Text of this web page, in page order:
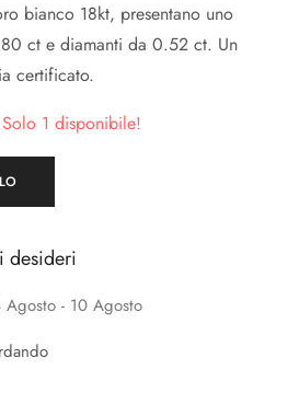
bianco 18kt, presentano uno
ct e diamanti da 0.52 ct. Un
certificato.
1 disponibile!
desideri
Agosto - 10 Agosto